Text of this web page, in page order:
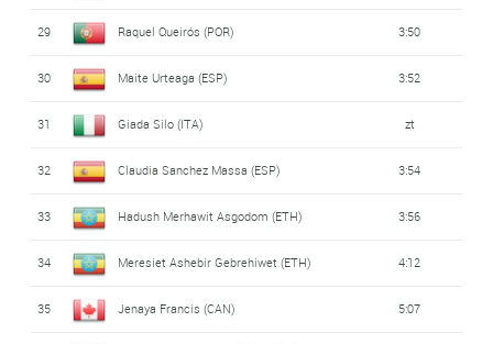
29 Raquel Queirós (POR) 3:50
30 Maite Urteaga (ESP) 3:52
31 Giada Silo (ITA) zt
32 Claudia Sanchez Massa (ESP) 3:54
33 Hadush Merhawit Asgodom (ETH) 3:56
34 Meresiet Ashebir Gebrehiwet (ETH) 4:12
35 Jenaya Francis (CAN) 5:07